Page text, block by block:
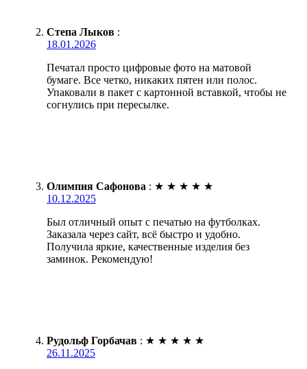
Степа Лыков :
18.01.2026
Печатал просто цифровые фото на матовой
бумаге. Все четко, никаких пятен или полос.
Упаковали в пакет с картонной вставкой, чтобы не
согнулись при пересылке.
Олимпия Сафонова : ★ ★ ★ ★ ★
10.12.2025
Был отличный опыт с печатью на футболках.
Заказала через сайт, всё быстро и удобно.
Получила яркие, качественные изделия без
заминок. Рекомендую!
Рудольф Горбачав : ★ ★ ★ ★ ★
26.11.2025